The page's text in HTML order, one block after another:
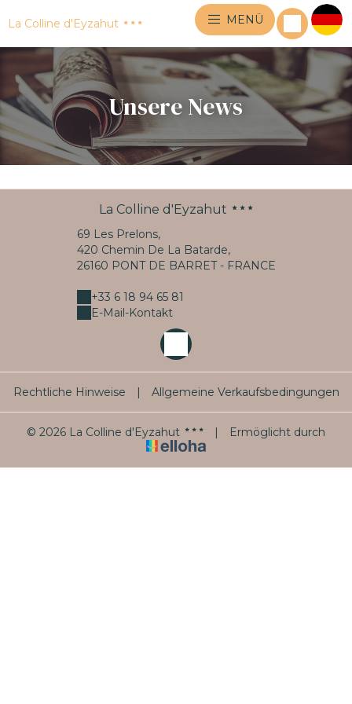
La Colline d'Eyzahut MENÜ
Unsere News
La Colline d'Eyzahut
69 Les Prelons,
420 Chemin De La Batarde,
26160 PONT DE BARRET - FRANCE
+33 6 18 94 65 81
E-Mail-Kontakt
Rechtliche Hinweise | Allgemeine Verkaufsbedingungen
© 2026 La Colline d'Eyzahut | Ermöglicht durch